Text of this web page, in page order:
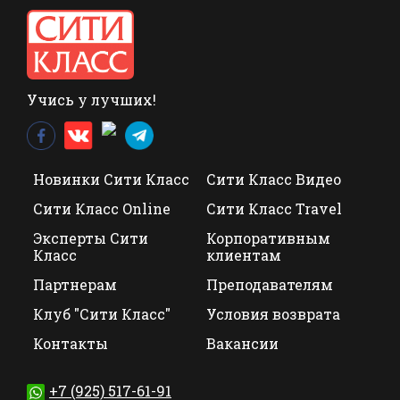
Учись у лучших!
Новинки Сити Класс
Сити Класс Видео
Сити Класс Online
Сити Класс Travel
Эксперты Сити
Класс
Корпоративным
клиентам
Партнерам
Преподавателям
Клуб "Сити Класс"
Условия возврата
Контакты
Вакансии
+7 (925) 517-61-91